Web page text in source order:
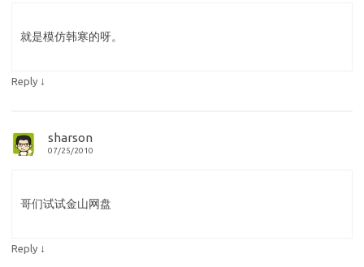
就是模仿韩寒的呀。
Reply ↓
sharson
07/25/2010
哥们试试金山网盘
Reply ↓